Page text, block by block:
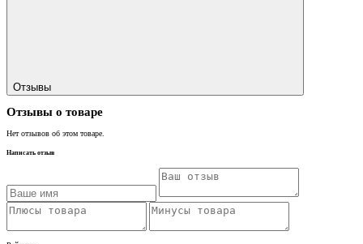
Отзывы
Отзывы о товаре
Нет отзывов об этом товаре.
Написать отзыв